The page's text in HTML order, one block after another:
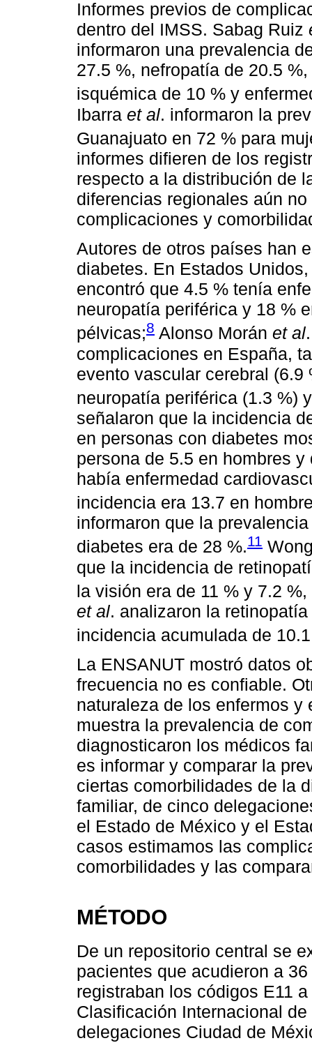
Informes previos de
dentro del IMSS. Sabag Ruiz
informaron una prevalencia
27.5 %, nefropatía de 20.5
isquémica de 10 % y
Ibarra et al. informaron la
Guanajuato en 72 % para
informes difieren de los
respecto a la distribución de
diferencias regionales aún
complicaciones y
Autores de otros países han
diabetes. En Estados
encontró que 4.5 % tenía
neuropatía periférica y 18 %
pélvicas;8 Alonso Morán et al
complicaciones en España,
evento vascular cerebral
neuropatía periférica (1.3 %)
señalaron que la incidencia
en personas con diabetes
persona de 5.5 en hombres
había enfermedad
incidencia era 13.7 en
informaron que la
diabetes era de 28 %.11
que la incidencia de
la visión era de 11 % y 7.2
et al. analizaron la
incidencia acumulada de
La ENSANUT mostró datos
frecuencia no es confiable.
naturaleza de los enfermos
muestra la prevalencia de
diagnosticaron los médicos
es informar y comparar la
ciertas comorbilidades de la
familiar, de cinco
el Estado de México y el
casos estimamos las
comorbilidades y las
MÉTODO
De un repositorio central se
pacientes que acudieron a
registraban los códigos E11
Clasificación Internacional
delegaciones Ciudad de